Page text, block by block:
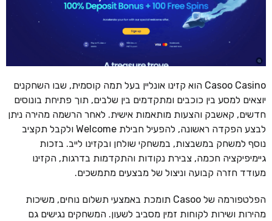
Casoo Casino הוא קזינו אונליין בעל תמה קוסמית, שבו השחקנים
יוצאים למסע בין כוכבים ומתקדמים בין שלבים, תוך פתיחת בונוסים
חדשים, קאשבק והצעות מותאמות אישית. לאחר הרשמה מהירה ניתן
לבצע הפקדה ראשונה, להפעיל חבילת Welcome ולקבל תקציב
נוסף למשחק במשבצות, במשחקי שולחן ובקזינו לייב. בזכות
גיימיפיקציה חכמה, צבירת נקודות והתקדמות בדרגות, הקזינו
מעודד חזרה קבועה וניצול של מבצעים מתמשכים.
הפלטפורמה של Casoo תומכת באמצעי תשלום נוחים, משיכות
מהירות ושירות לקוחות זמין מסביב לשעון. המשחקים נגישים גם